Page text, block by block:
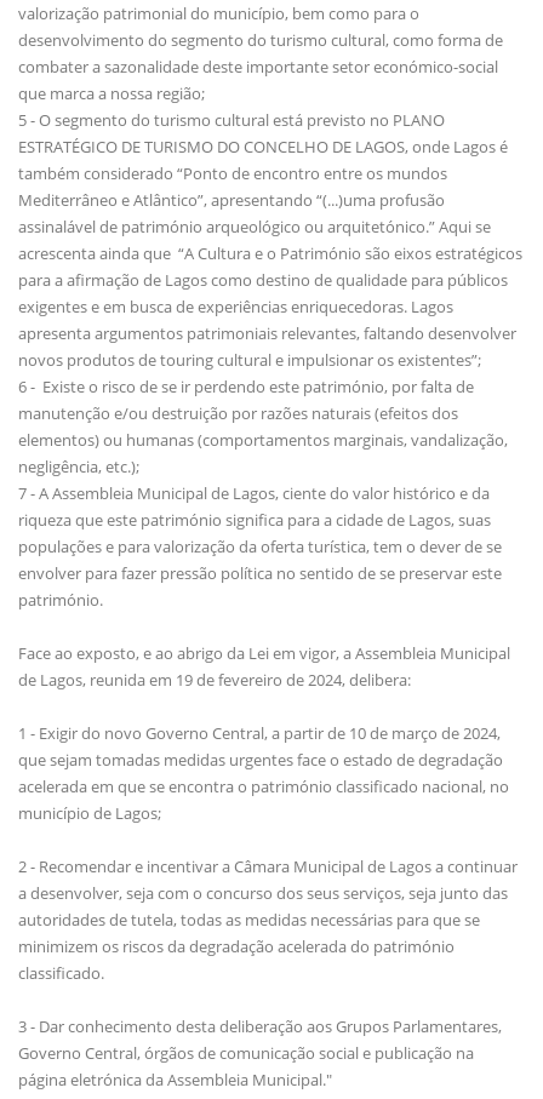
valorização patrimonial do município, bem como para o
desenvolvimento do segmento do turismo cultural, como forma de
combater a sazonalidade deste importante setor económico-social
que marca a nossa região;
5 - O segmento do turismo cultural está previsto no PLANO
ESTRATÉGICO DE TURISMO DO CONCELHO DE LAGOS, onde Lagos é
também considerado “Ponto de encontro entre os mundos
Mediterrâneo e Atlântico”, apresentando “(...)uma profusão
assinalável de património arqueológico ou arquitetónico.” Aqui se
acrescenta ainda que “A Cultura e o Património são eixos estratégicos
para a afirmação de Lagos como destino de qualidade para públicos
exigentes e em busca de experiências enriquecedoras. Lagos
apresenta argumentos patrimoniais relevantes, faltando desenvolver
novos produtos de touring cultural e impulsionar os existentes”;
6 - Existe o risco de se ir perdendo este património, por falta de
manutenção e/ou destruição por razões naturais (efeitos dos
elementos) ou humanas (comportamentos marginais, vandalização,
negligência, etc.);
7 - A Assembleia Municipal de Lagos, ciente do valor histórico e da
riqueza que este património significa para a cidade de Lagos, suas
populações e para valorização da oferta turística, tem o dever de se
envolver para fazer pressão política no sentido de se preservar este
património.
Face ao exposto, e ao abrigo da Lei em vigor, a Assembleia Municipal
de Lagos, reunida em 19 de fevereiro de 2024, delibera:
1 - Exigir do novo Governo Central, a partir de 10 de março de 2024,
que sejam tomadas medidas urgentes face o estado de degradação
acelerada em que se encontra o património classificado nacional, no
município de Lagos;
2 - Recomendar e incentivar a Câmara Municipal de Lagos a continuar
a desenvolver, seja com o concurso dos seus serviços, seja junto das
autoridades de tutela, todas as medidas necessárias para que se
minimizem os riscos da degradação acelerada do património
classificado.
3 - Dar conhecimento desta deliberação aos Grupos Parlamentares,
Governo Central, órgãos de comunicação social e publicação na
página eletrónica da Assembleia Municipal."